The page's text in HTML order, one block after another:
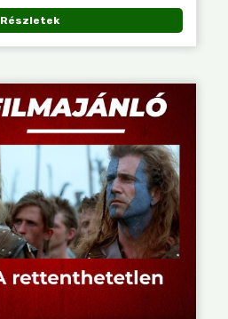
Részletek